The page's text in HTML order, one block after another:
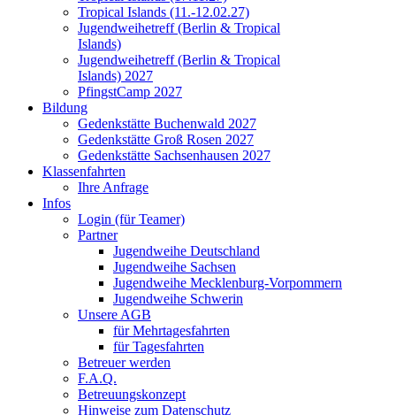
Tropical Islands (11.-12.02.27)
Jugendweihetreff (Berlin & Tropical
Islands)
Jugendweihetreff (Berlin & Tropical
Islands) 2027
PfingstCamp 2027
Bildung
Gedenkstätte Buchenwald 2027
Gedenkstätte Groß Rosen 2027
Gedenkstätte Sachsenhausen 2027
Klassenfahrten
Ihre Anfrage
Infos
Login (für Teamer)
Partner
Jugendweihe Deutschland
Jugendweihe Sachsen
Jugendweihe Mecklenburg-Vorpommern
Jugendweihe Schwerin
Unsere AGB
für Mehrtagesfahrten
für Tagesfahrten
Betreuer werden
F.A.Q.
Betreuungskonzept
Hinweise zum Datenschutz